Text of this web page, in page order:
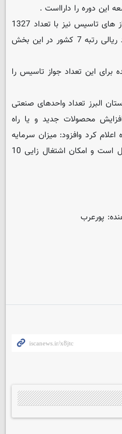
وی خاطرنشان کرد: در بخش صدور جواز های تاسیس نیز با تعداد 1327
طرح و سرمایه گذاری 195 هزار میلیارد ریالی رتبه 7 کشور در این بخش
این تعداد جواز تاسیس را
البرز تعداد واحدهای صنعتی
محصولات جدید و یا راه
اقدام کرده اند را 568 فقره اعلام کرد وافزود: میزان سرمایه
گذاری تحقق یافته 18 هزار میلیارد ریال است و امکان اشتغال زایی 10
پورعرب